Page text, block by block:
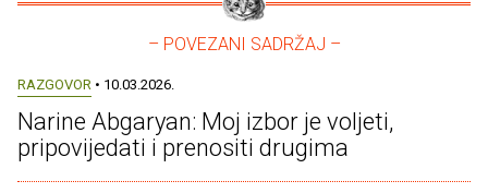
– POVEZANI SADRŽAJ –
RAZGOVOR • 10.03.2026.
Narine Abgaryan: Moj izbor je voljeti,
pripovijedati i prenositi drugima